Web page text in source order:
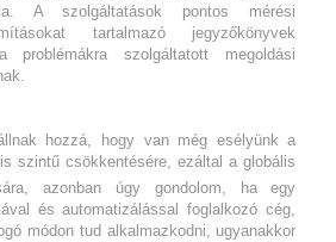
A szolgáltatások pontos mérési
tartalmazó jegyzőkönyvek
problémákra szolgáltatott megoldási
hozzá, hogy van még esélyünk a
szintű csökkentésére, ezáltal a globális
azonban úgy gondolom, ha egy
és automatizálással foglalkozó cég,
módon tud alkalmazkodni, ugyanakkor